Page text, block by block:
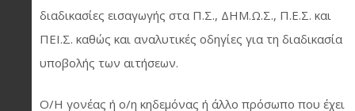
διαδικασίες εισαγωγής στα Π.Σ., ΔΗΜ.Ω.Σ., Π.Ε.Σ. και
ΠΕΙ.Σ. καθώς και αναλυτικές οδηγίες για τη διαδικασία
υποβολής των αιτήσεων.
Ο/Η γονέας ή ο/η κηδεμόνας ή άλλο πρόσωπο που έχει